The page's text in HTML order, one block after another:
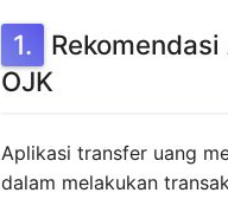
OJK
Aplikasi transfer uang
dalam melakukan